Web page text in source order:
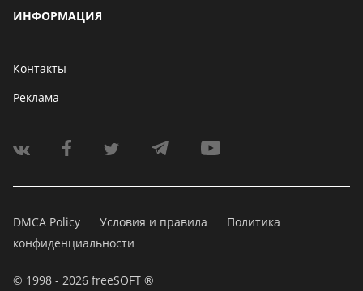
ИНФОРМАЦИЯ
Контакты
Реклама
DMCA Policy Условия и правила
Политика
конфиденциальности
© 1998 - 2026 freeSOFT ®